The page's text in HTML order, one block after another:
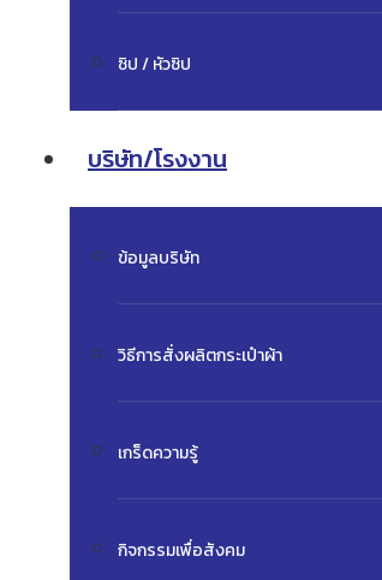
ซิป / หัวซิป
บริษัท/โรงงาน
ข้อมูลบริษัท
วิธีการสั่งผลิตกระเป๋าผ้า
เกร็ดความรู้
กิจกรรมเพื่อสังคม